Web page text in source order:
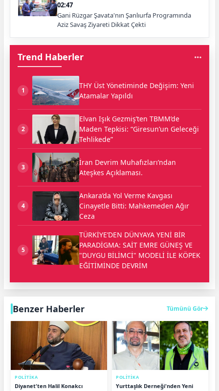
02:47
Gani Rüzgar Şavata'nın Şanlıurfa Programında
Aziz Savaş Ziyareti Dikkat Çekti
Trend Haberler
1
THY Üst Yönetiminde Değişim: Yeni
Atamalar Yapıldı
2
Elvan Işık Gezmiş’ten TBMM’de
Maden Tepkisi: “Giresun’un Geleceği
Tehlikede”
3
İran Devrim Muhafızları’ndan
Ateşkes Açıklaması.
4
Ankara’da Yol Verme Kavgası
Cinayetle Bitti: Mahkemeden Ağır
Ceza
5
TÜRKİYE’DEN DÜNYAYA YENİ BİR
PARADİGMA: SAİT EMRE GÜNEŞ VE
"DUYGU BİLİMCİ" MODELİ İLE KÖPEK
EĞİTİMİNDE DEVRİM
Benzer Haberler Tümünü Gör
POLİTİKA
Diyanet'ten Halil Konakcı
POLİTİKA
Yurttaşlık Derneği'nden Yeni